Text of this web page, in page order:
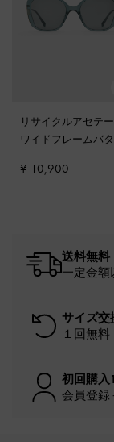
リサイクルアセテ
ワイドフレームバ
ール
¥ 10,900
送料無料
一定金
サイズ交
１回無料
初回購入
会員登録